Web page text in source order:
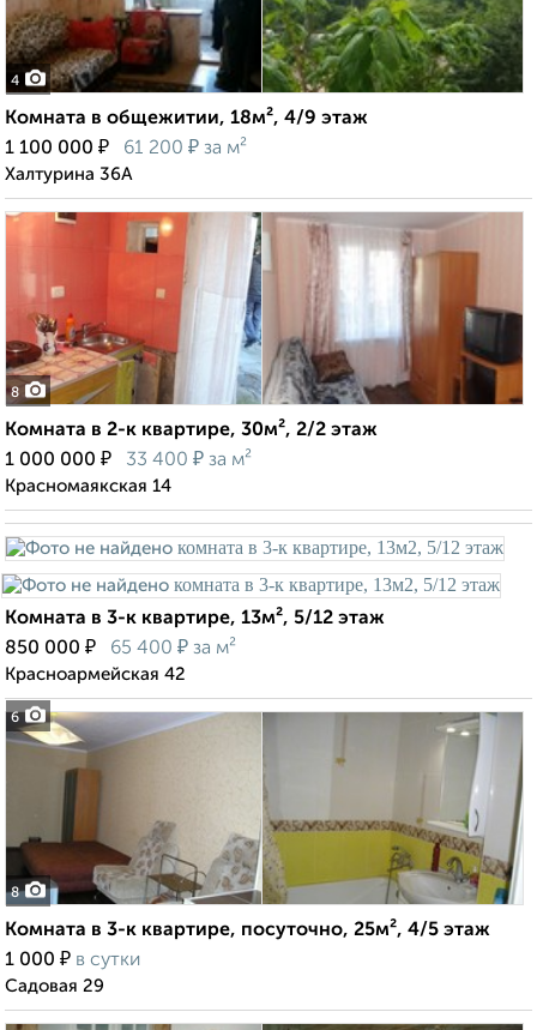
4
Комната в общежитии, 18м², 4/9 этаж
1 100 000 ₽ 61 200 ₽ за м²
Халтурина 36А
8
Комната в 2-к квартире, 30м², 2/2 этаж
1 000 000 ₽ 33 400 ₽ за м²
Красномаякская 14
6
Комната в 3-к квартире, 13м², 5/12 этаж
850 000 ₽ 65 400 ₽ за м²
Красноармейская 42
8
Комната в 3-к квартире, посуточно, 25м², 4/5 этаж
1 000 ₽ в сутки
Садовая 29